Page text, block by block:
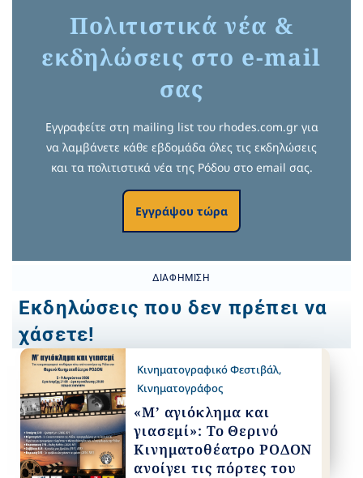
Πολιτιστικά νέα &
εκδηλώσεις στο e-mail
σας
Εγγραφείτε στη mailing list του rhodes.com.gr για
να λαμβάνετε κάθε εβδομάδα όλες τις εκδηλώσεις
και τα πολιτιστικά νέα της Ρόδου στο email σας.
Εγγράψου τώρα
ΔΙΑΦΉΜΙΣΗ
Εκδηλώσεις που δεν πρέπει να
χάσετε!
Κινηματογραφικό Φεστιβάλ,
Κινηματογράφος
«Μ’ αγιόκλημα και
γιασεμί»: Το Θερινό
Κινηματοθέατρο ΡΟΔΟΝ
ανοίγει τις πόρτες του